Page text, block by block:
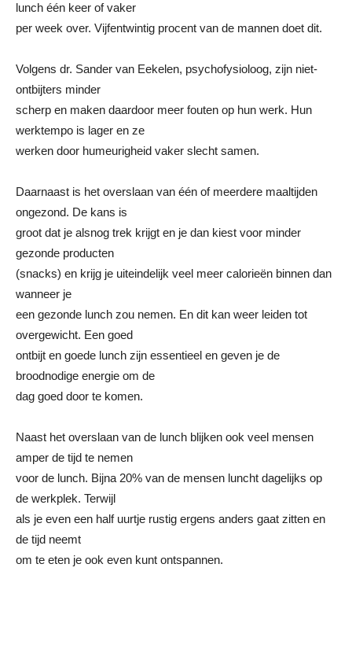
lunch één keer of vaker
per week over. Vijfentwintig procent van de mannen doet dit.
Volgens dr. Sander van Eekelen, psychofysioloog, zijn niet-
ontbijters minder
scherp en maken daardoor meer fouten op hun werk. Hun
werktempo is lager en ze
werken door humeurigheid vaker slecht samen.
Daarnaast is het overslaan van één of meerdere maaltijden
ongezond. De kans is
groot dat je alsnog trek krijgt en je dan kiest voor minder
gezonde producten
(snacks) en krijg je uiteindelijk veel meer calorieën binnen dan
wanneer je
een gezonde lunch zou nemen. En dit kan weer leiden tot
overgewicht. Een goed
ontbijt en goede lunch zijn essentieel en geven je de
broodnodige energie om de
dag goed door te komen.
Naast het overslaan van de lunch blijken ook veel mensen
amper de tijd te nemen
voor de lunch. Bijna 20% van de mensen luncht dagelijks op
de werkplek. Terwijl
als je even een half uurtje rustig ergens anders gaat zitten en
de tijd neemt
om te eten je ook even kunt ontspannen.